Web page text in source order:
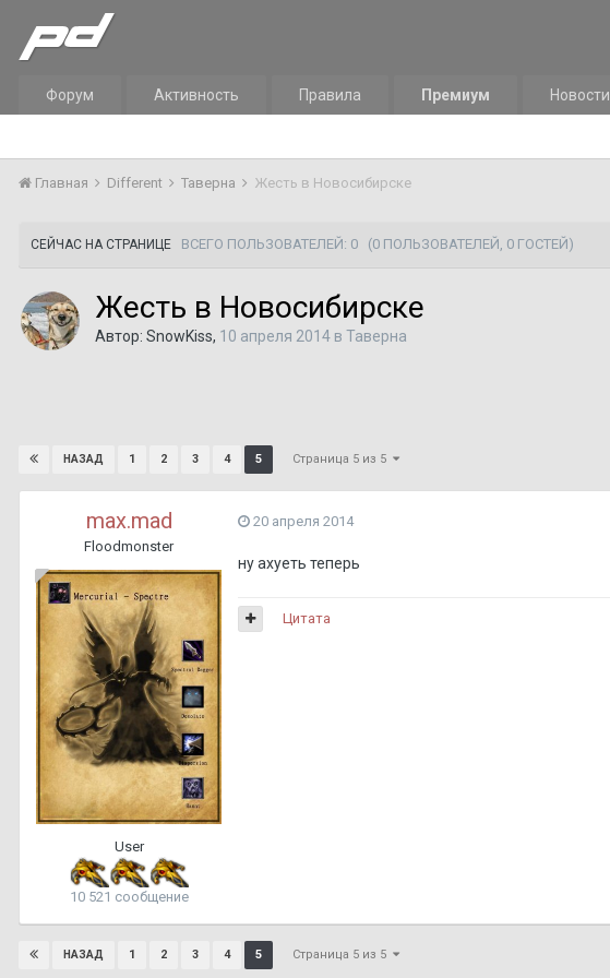
Форум Активность Правила Премиум Новости
Главная Different Таверна Жесть в Новосибирске
СЕЙЧАС НА СТРАНИЦЕ ВСЕГО ПОЛЬЗОВАТЕЛЕЙ: 0 (0 ПОЛЬЗОВАТЕЛЕЙ, 0 ГОСТЕЙ)
Жесть в Новосибирске
Автор: SnowKiss, 10 апреля 2014 в Таверна
НАЗАД 1 2 3 4 5 Страница 5 из 5
max.mad
Floodmonster
User
10 521 сообщение
20 апреля 2014
ну ахуеть теперь
Цитата
НАЗАД 1 2 3 4 5 Страница 5 из 5